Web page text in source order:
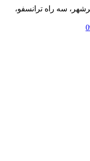
سه راه ترانسفو،